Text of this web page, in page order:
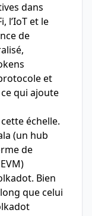
dans
l’IoT et le
de
et
qui ajoute
échelle.
(un hub
de
Bien
que celui